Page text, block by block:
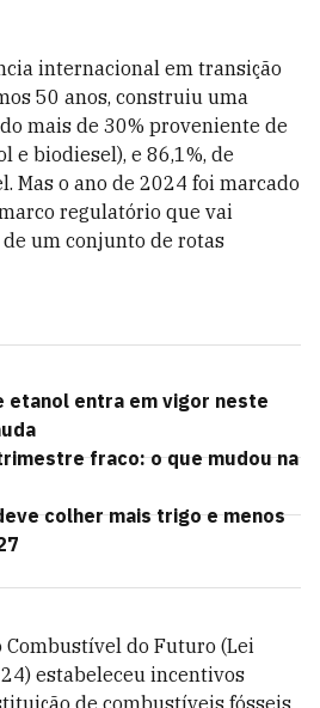
internacional em transição
50 anos, construiu uma
mais de 30% proveniente de
e biodiesel), e 86,1%, de
Mas o ano de 2024 foi marcado
regulatório que vai
um conjunto de rotas
etanol entra em vigor neste
fraco: o que mudou na
colher mais trigo e menos
Combustível do Futuro (Lei
estabeleceu incentivos
de combustíveis fósseis